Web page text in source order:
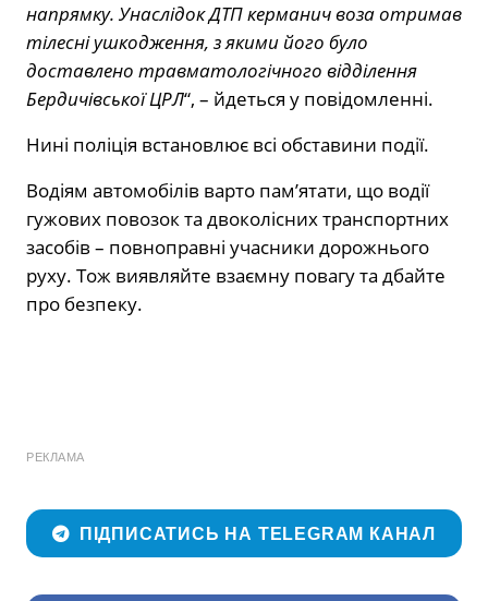
напрямку. Унаслідок ДТП керманич воза отримав
тілесні ушкодження, з якими його було
доставлено травматологічного відділення
Бердичівської ЦРЛ“, – йдеться у повідомленні.
Нині поліція встановлює всі обставини події.
Водіям автомобілів варто пам’ятати, що водії
гужових повозок та двоколісних транспортних
засобів – повноправні учасники дорожнього
руху. Тож виявляйте взаємну повагу та дбайте
про безпеку.
РЕКЛАМА
ПІДПИСАТИСЬ НА TELEGRAM КАНАЛ